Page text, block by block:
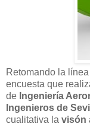
Retomando la
encuesta que
de Ingeniería
Ingenieros de
cualitativa la visón